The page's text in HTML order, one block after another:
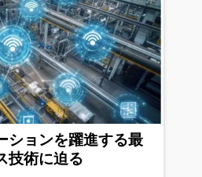
ションを躍進する最
技術に迫る